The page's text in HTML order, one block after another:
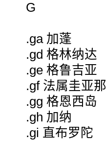
G
.ga 加蓬
.gd 格林纳达
.ge 格鲁吉亚
.gf 法属圭亚那
.gg 格恩西岛
.gh 加纳
.gi 直布罗陀